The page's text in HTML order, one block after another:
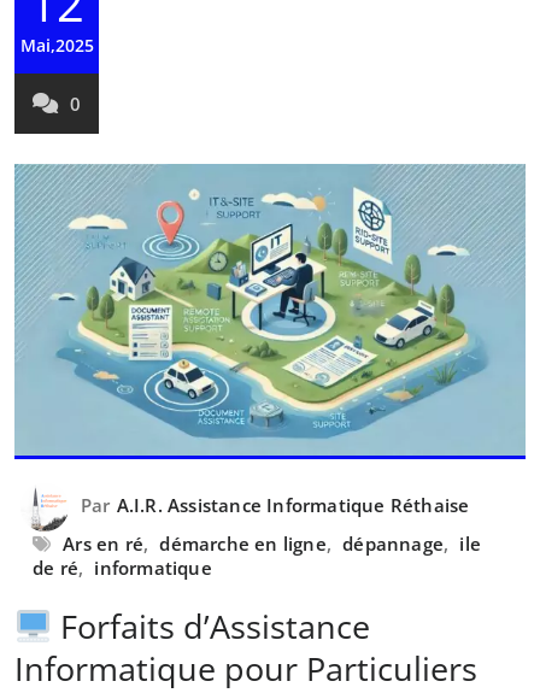
Mai,2025
0
Par A.I.R. Assistance Informatique Réthaise
Ars en ré, démarche en ligne, dépannage, ile
de ré, informatique
Forfaits d’Assistance
Informatique pour Particuliers